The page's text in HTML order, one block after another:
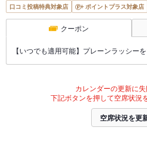
口コミ投稿特典対象店 ポイントプラス対象店
クーポン
【いつでも適用可能】プレーンラッシー
カレンダーの更新に失
下記ボタンを押して空席状況
空席状況を更